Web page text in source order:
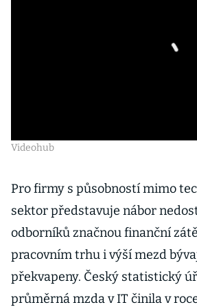
Videohub
Pro firmy s působností mimo
sektor představuje nábor
odborníků značnou finanční
pracovním trhu i výší mezd
překvapeny. Český statistický
průměrná mzda v IT činila v